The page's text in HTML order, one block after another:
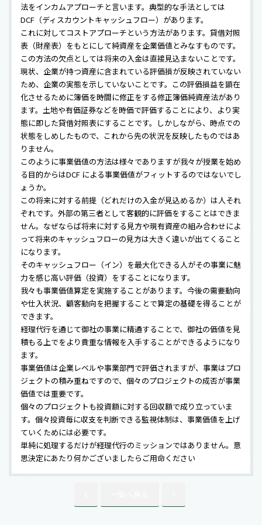
法をインカムアプローチと言います。典型的な手法としては
DCF（ディスカウントキャッシュフロー）があります。
これに対してコストアプローチという方法があります。貸借対照
表（財産表）をもとにして純資産を企業価値とみなすものです。
この方法の欠点としては将来の入金は直接見込まないことです。
現状、企業が持つ資産に含まれている評価損が反映されていない
ため、企業の実態を示していないことです。この評価損益を顕在
化させるために簿価を時間に修正をする修正簿価純資産法があり
ます。土地や有価証券などを時価で評価することにより、より実
態に即した貸借対照表にすることです。しかしながら、時点での
状態をしめしたもので、これから先の状況を反映したものではあ
りません。
このように事業価値の方法は様々でありますが我々が授業を始め
る目的からはDCF による事業価値がフィットするのではないでし
ょうか。
この将来に対する前提（どれだけの入金が見込めるか）は人それ
ぞれです。外部の第三者として客観的に評価をすることはできま
せん。なぜならば将来に対する見方や現有資産の組み合わせによ
って将来のキャッシュフローの見方は大きく違いが出てくること
になります。
そのキャッシュフロー（イン）を最大化できる人がその事業に魅
力を感じ高い評価（投資）をすることになります。
我々も事業価値算定を実施することがあります。今後の需要動向
や仕入状況、顧客動向を把握することで算定の基礎を得ることが
できます。
経理代行を通じて御社の事業に精通することで、御社の価値を見
積もる上でをより貴重な情報を入手することができるようになり
ます。
事業価値は企業レベルや事業部門で評価されますが、事業はプロ
ジェクトの積み重ねですので、個々のプロジェクトの成否が事業
価値では重要です。
個々のプロジェクトも投資額に対する回収額で成り立っていま
す。個々投資毎に収支を判断できる監視体制は、事業価値を上げ
ていくためには必要です。
単純に処理するだけが経理代行のミッションではありません。意
思決定にあたり何かございましたらご用命ください